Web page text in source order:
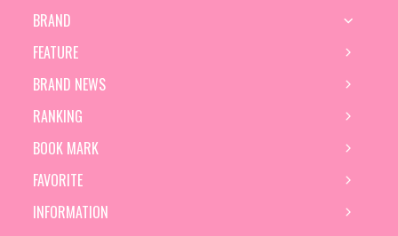
BRAND
FEATURE
BRAND NEWS
RANKING
BOOK MARK
FAVORITE
INFORMATION